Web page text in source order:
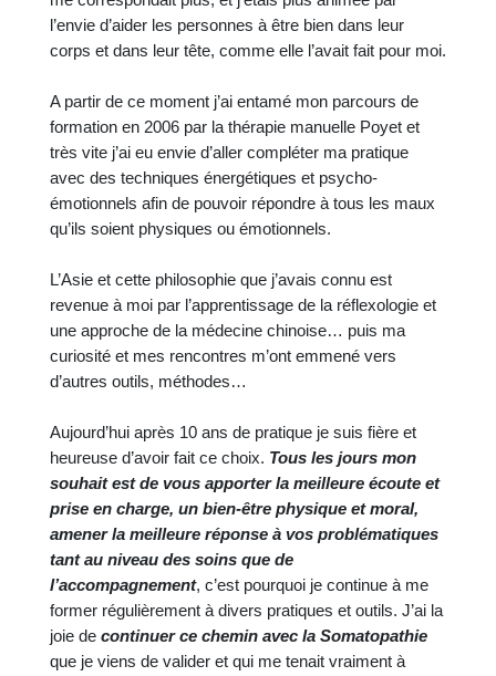
l’envie d’aider les personnes à être bien dans leur
corps et dans leur tête, comme elle l’avait fait pour moi.
A partir de ce moment j’ai entamé mon parcours de
formation en 2006 par la thérapie manuelle Poyet et
très vite j’ai eu envie d’aller compléter ma pratique
avec des techniques énergétiques et psycho-
émotionnels afin de pouvoir répondre à tous les maux
qu’ils soient physiques ou émotionnels.
L’Asie et cette philosophie que j’avais connu est
revenue à moi par l’apprentissage de la réflexologie et
une approche de la médecine chinoise… puis ma
curiosité et mes rencontres m’ont emmené vers
d’autres outils, méthodes…
Aujourd’hui après 10 ans de pratique je suis fière et
heureuse d’avoir fait ce choix. Tous les jours mon
souhait est de vous apporter la meilleure écoute et
prise en charge, un bien-être physique et moral,
amener la meilleure réponse à vos problématiques
tant au niveau des soins que de
l’accompagnement, c’est pourquoi je continue à me
former régulièrement à divers pratiques et outils. J’ai la
joie decontinuer ce chemin avec la Somatopathie
que je viens de valider et qui me tenait vraiment à